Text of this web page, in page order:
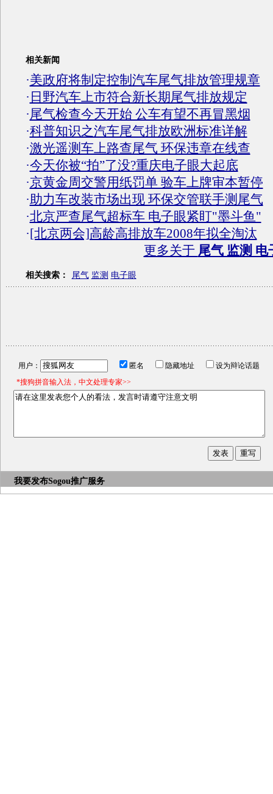
相关新闻
·美政府将制定控制汽车尾气排放管理规章
· 日野汽车上市符合新长期尾气排放规定
·尾气检查今天开始 公车有望不再冒黑烟
·科普知识之汽车尾气排放欧洲标准详解
·激光遥测车上路查尾气 环保违章在线查
·今天你被“拍”了没?重庆电子眼大起底
·京黄金周交警用纸罚单 验车上牌审本暂停
·助力车改装市场出现 环保交管联手测尾气
·北京严查尾气超标车 电子眼紧盯"墨斗鱼"
·[北京两会]高龄高排放车2008年拟全淘汰
更多关于 尾气 监测 电
相关搜索： 尾气 监测 电子眼
用户： 匿名 隐藏地址
设为辩论话题
*搜狗拼音输入法，中文处理专家>>
我要发布Sogou推广服务